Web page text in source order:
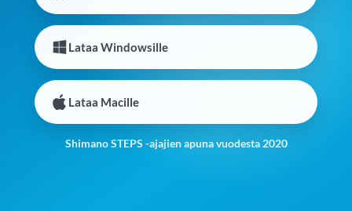
Lataa Windowsille
Lataa Macille
Shimano STEPS -ajajien apuna vuodesta 2020